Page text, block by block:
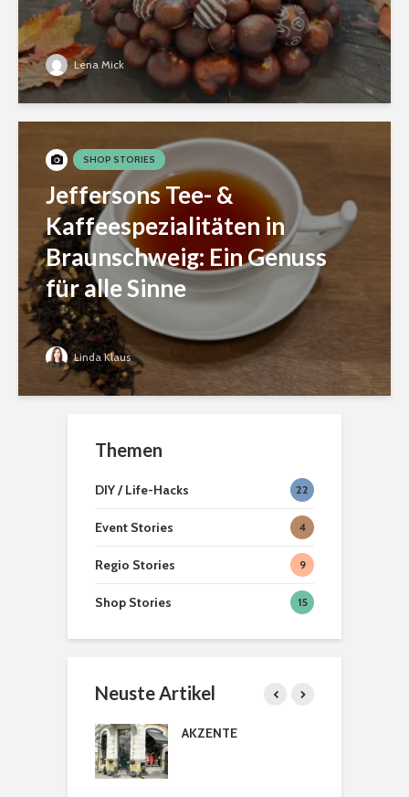
Lena Mick
SHOP STORIES
Jeffersons Tee- &
Kaffeespezialitäten in
Braunschweig: Ein Genuss
für alle Sinne
Linda Klaus
Themen
DIY / Life-Hacks 22
Event Stories 4
Regio Stories 9
Shop Stories 15
Neuste Artikel
AKZENTE